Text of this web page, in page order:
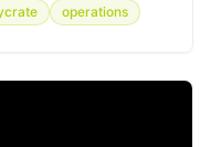
operations